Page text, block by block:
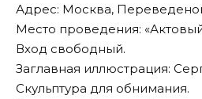
Адрес: Москва,
Место проведения:
Вход свободный.
Заглавная иллюстрация:
Скульптура для обнимания.